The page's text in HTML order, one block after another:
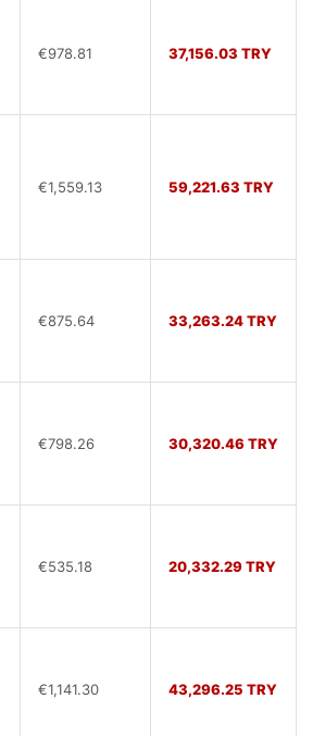
€978.81 37,156.03 TRY
€1,559.13 59,221.63 TRY
€875.64 33,263.24 TRY
€798.26 30,320.46 TRY
€535.18 20,332.29 TRY
€1,141.30 43,296.25 TRY